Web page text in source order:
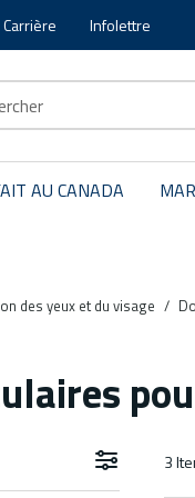
Carrière Infolettre
AU CANADA
des yeux et du visage /
aux résultats 3